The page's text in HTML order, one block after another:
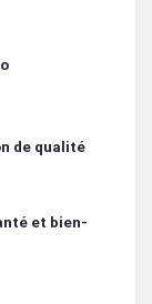
de qualité
et bien-